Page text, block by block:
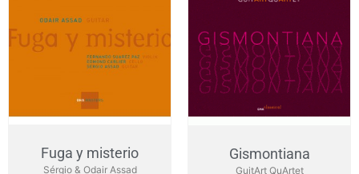
Fuga y misterio
Sérgio & Odair Assad
Gismontiana
GuitArt QuArtet